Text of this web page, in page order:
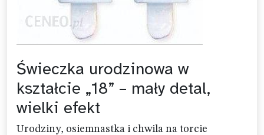
Świeczka urodzinowa w
kształcie „18” – mały detal,
wielki efekt
Urodziny, osiemnastka i chwila na torcie